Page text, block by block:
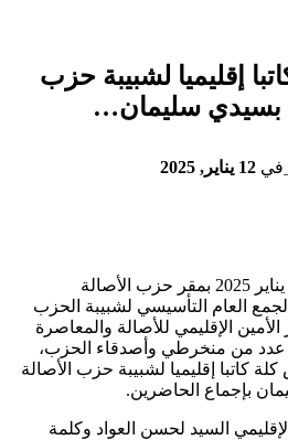
إقليميا لشبيبة حزب
بسيدي سليمان…
في 12 يناير, 2025
انعقد عشية اليوم السبت 11 يناير 2025 بمقر حزب الأصالة
العام التأسيسي لشبيبة الحزب
الإقليمي للأصالة والمعاصرة
عدد من منخرطي وأصدقاء الحزب،
كاتبا إقليميا لشبيبة حزب الأصالة
بإجماع الحاضرين.
السيد لحسن العواد وكلمة